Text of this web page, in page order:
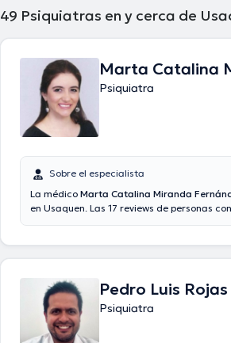
49 Psiquiatras en y cerca de
Marta Catalina
Psiquiatra
Sobre el especialista
La médico Marta Catalina Miranda
en Usaquen. Las 17 reviews de personas
Pedro Luis
Psiquiatra